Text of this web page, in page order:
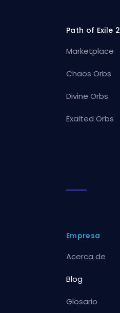
Path of Exile 2
Marketplace
Chaos Orbs
Divine Orbs
Exalted Orbs
Empresa
Acerca de
Blog
Glosario